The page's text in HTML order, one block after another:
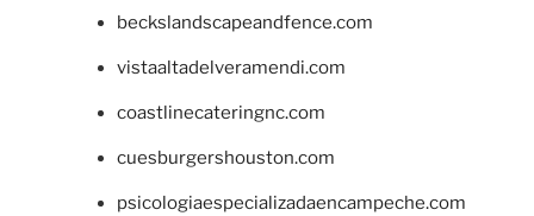
beckslandscapeandfence.com
vistaaltadelveramendi.com
coastlinecateringnc.com
cuesburgershouston.com
psicologiaespecializadaencampeche.com